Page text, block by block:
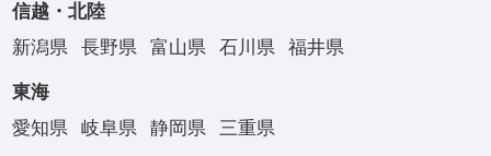
信越・北陸
新潟県
長野県 富山県 石川県 福井県
東海
愛知県
岐阜県 静岡県 三重県